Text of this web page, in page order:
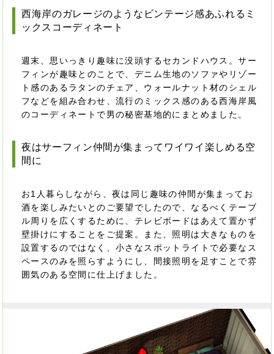
西海岸のガレージのようなビンテージ感あふれるミ
ックスコーディネート
週末、思いっきり趣味に没頭するセカンドハウス。サー
フィンが趣味とのことで、デニム生地のソファやリゾー
ト感のあるラタンのチェア、ウォールナット材のシェル
フなどを組み合わせ、流行のミックス感のある西海岸風
のコーディネートで男の秘密基地的にまとめました。
夜はサーフィン仲間が集まってワイワイ楽しめる空
間に
お1人暮らしながら、夜は同じ趣味の仲間が集まってお
酒を楽しみたいとのご要望でしたので、なるべくテーブ
ル周りを広くするために、テレビボードはあえて置かず
壁掛けにすることをご提案。また、照明は大きなものを
設置するのではなく、小さなスポットライトで必要なス
ペースのみを照らすようにし、間接照明を足すことで雰
囲気のある空間に仕上げました。